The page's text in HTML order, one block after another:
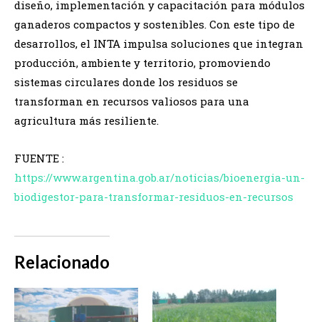
diseño, implementación y capacitación para módulos
ganaderos compactos y sostenibles. Con este tipo de
desarrollos, el INTA impulsa soluciones que integran
producción, ambiente y territorio, promoviendo
sistemas circulares donde los residuos se
transforman en recursos valiosos para una
agricultura más resiliente.
FUENTE :
https://www.argentina.gob.ar/noticias/bioenergia-un-
biodigestor-para-transformar-residuos-en-recursos
Relacionado